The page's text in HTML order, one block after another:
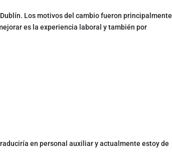
Los motivos del cambio fueron principalmente
es la experiencia laboral y también por
en personal auxiliar y actualmente estoy de